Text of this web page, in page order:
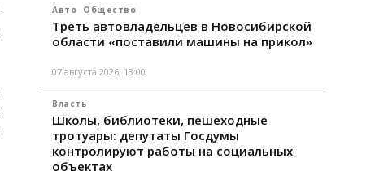
Авто Общество
Треть автовладельцев в Новосибирской
области «поставили машины на прикол»
07 августа 2026, 13:00
Власть
Школы, библиотеки, пешеходные
тротуары: депутаты Госдумы
контролируют работы на социальных
объектах